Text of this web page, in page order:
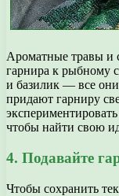
Ароматные травы и
гарнира к рыбному
и базилик — все
придают гарниру
чтобы найти свою
4. Подавайте
Чтобы сохранить